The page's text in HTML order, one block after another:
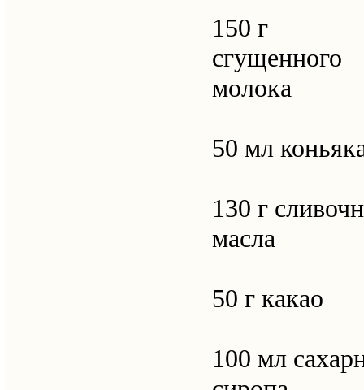
150 г
сгущенного
молока
50 мл
130 г
масла
50 г какао
100 мл